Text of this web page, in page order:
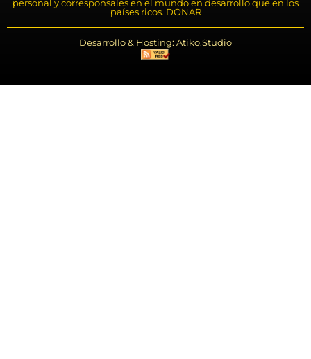
personal y corresponsales en el mundo en desarrollo que en los
países ricos. DONAR
Desarrollo & Hosting: Atiko.Studio